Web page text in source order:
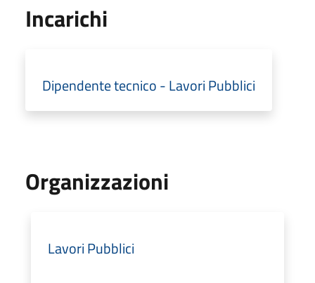
Incarichi
Dipendente tecnico - Lavori Pubblici
Organizzazioni
Lavori Pubblici